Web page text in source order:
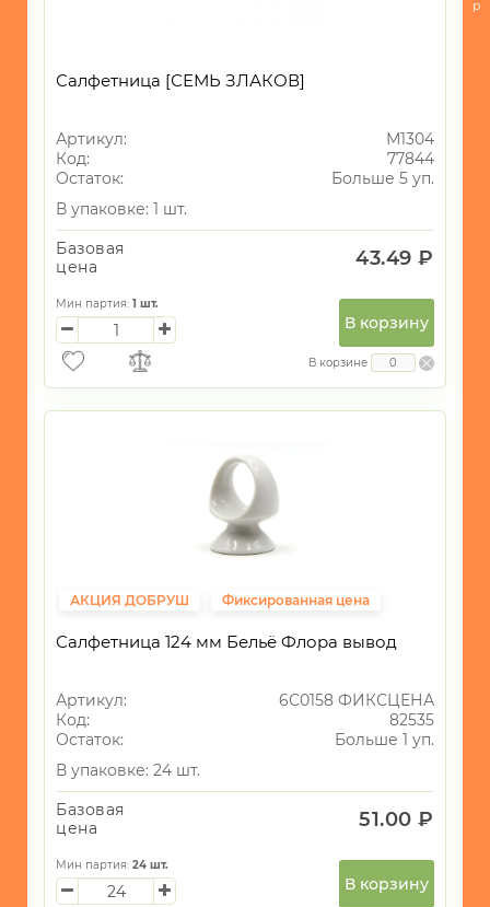
приготовления
Кухонные
принадлежности
Кондитерские
принадлежности
запекания
Хранение
БЫТОВАЯ
ТОВАРЫ
УНИКАЛЬНЫЕ
ГАЛАНТЕРЕЯ
ТЕКСТИЛЬ
ОСВЕЩЕНИЕ
ТОВАРЫ
ТУРИЗМА
ПИКНИКА
Салфетница [СЕМЬ ЗЛАКОВ]
Артикул:
М1304
Код:
77844
Остаток:
Больше 5 уп.
В упаковке: 1 шт.
Базовая
цена
43.49 ₽
Мин партия: 1 шт.
В корзину
В корзине
АКЦИЯ ДОБРУШ Фиксированная цена
Салфетница 124 мм Бельё Флора вывод
Артикул:
6С0158 ФИКСЦЕНА
Код:
82535
Остаток:
Больше 1 уп.
В упаковке: 24 шт.
Базовая
цена
51.00 ₽
Мин партия: 24 шт.
В корзину
р